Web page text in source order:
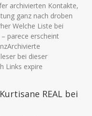
archivierten Kontakte,
ganz nach droben
Welche Liste bei
parece erscheint
bei dieser
Links expire
REAL bei